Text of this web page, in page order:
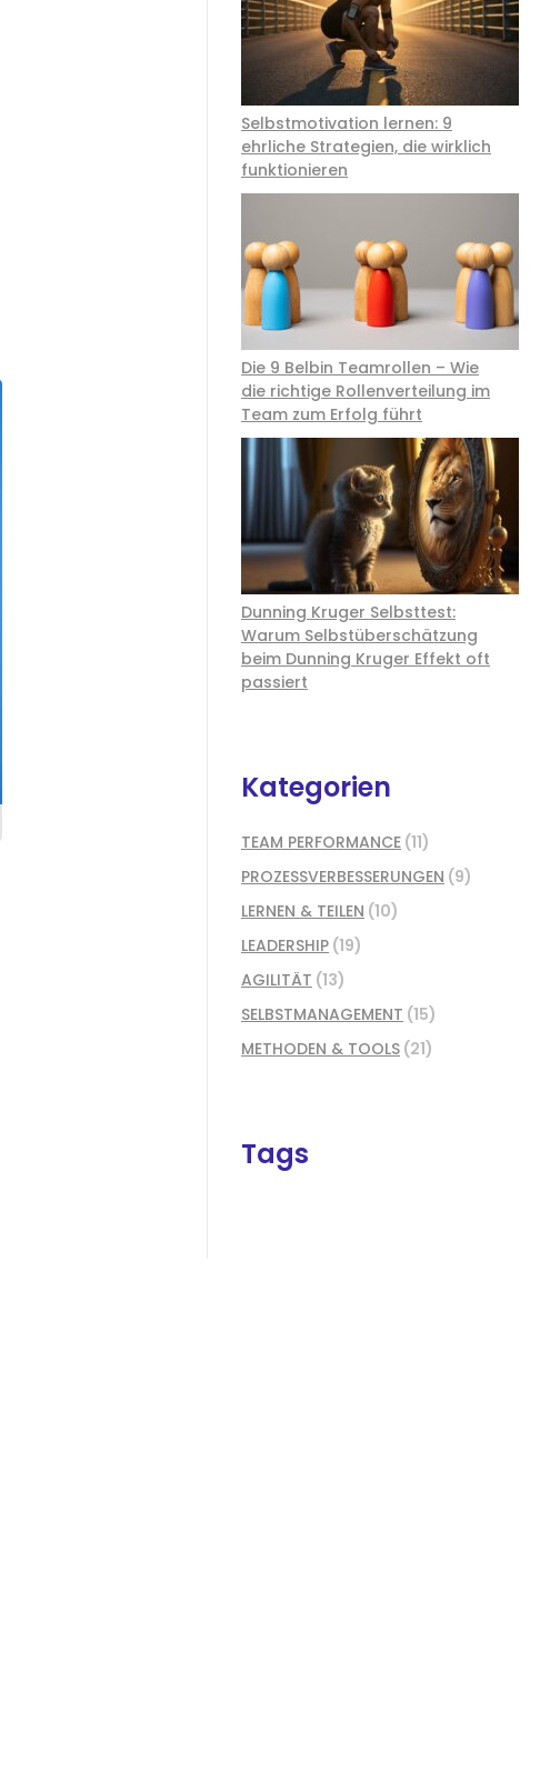
Selbstmotivation lernen: 9
ehrliche Strategien, die wirklich
funktionieren
Die 9 Belbin Teamrollen – Wie
die richtige Rollenverteilung im
Team zum Erfolg führt
Dunning Kruger Selbsttest:
Warum Selbstüberschätzung
beim Dunning Kruger Effekt oft
passiert
Kategorien
TEAM PERFORMANCE (11)
PROZESSVERBESSERUNGEN (9)
LERNEN & TEILEN (10)
LEADERSHIP (19)
AGILITÄT (13)
SELBSTMANAGEMENT (15)
METHODEN & TOOLS (21)
Tags